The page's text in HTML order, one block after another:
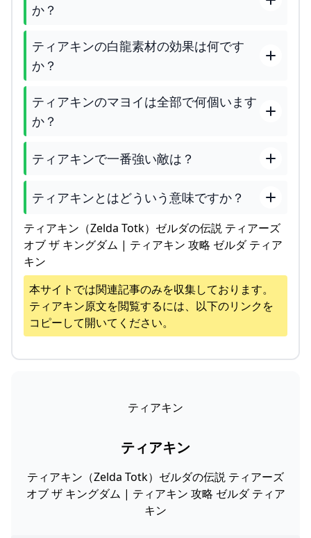
か？
ティアキンの白龍素材の効果は何です
か？
ティアキンのマヨイは全部で何個います
か？
ティアキンで一番強い敵は？
ティアキンとはどういう意味ですか？
ティアキン（Zelda Totk）ゼルダの伝説 ティアーズ
オブ ザ キングダム | ティアキン 攻略 ゼルダ ティア
キン
本サイトでは関連記事のみを収集しております。
ティアキン原文を閲覧するには、以下のリンクを
コピーして開いてください。
ティアキン
ティアキン
ティアキン（Zelda Totk）ゼルダの伝説 ティアーズ
オブ ザ キングダム | ティアキン 攻略 ゼルダ ティア
キン